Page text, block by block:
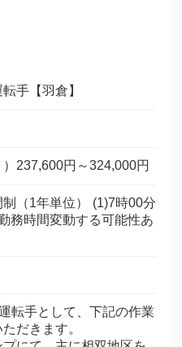
手【羽倉】
）237,600円～324,000円
（1年単位） (1)7時00分
務時間変動する可能性あ
転手として、下記の作業
だきます。